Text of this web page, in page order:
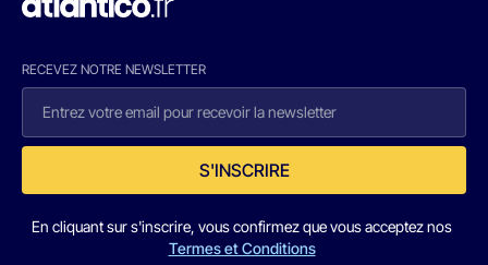
RECEVEZ NOTRE NEWSLETTER
S'INSCRIRE
En cliquant sur s'inscrire, vous confirmez que vous acceptez nos
Termes et Conditions